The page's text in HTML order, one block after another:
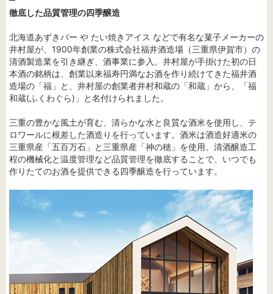
徹底した品質管理の四季醸造
北海道あずきバー や たい焼きアイス などで有名な菓子メーカーの
井村屋が、1900年創業の株式会社福井酒造場（三重県伊賀市）の
清酒製造業を引き継ぎ、酒事業に参入。井村屋が手掛けた初の日
本酒の銘柄は、創業以来福寿円満なお酒を作り続けてきた福井酒
造場の「福」と、井村屋の創業者井村和蔵の「和蔵」から、「福
和蔵(ふくわぐら)」と名付けられました。
三重の豊かな風土が育む、清らかな水と良質な酒米を使用し、テ
ロワールに根差した酒造りを行っています。酒米は酒造好適米の
三重県産「五百万石」と三重県産「神の穂」を使用。清酒醸造工
程の機械化と温度管理など品質管理を徹底することで、いつでも
作りたてのお酒を提供できる四季醸造を行っています。